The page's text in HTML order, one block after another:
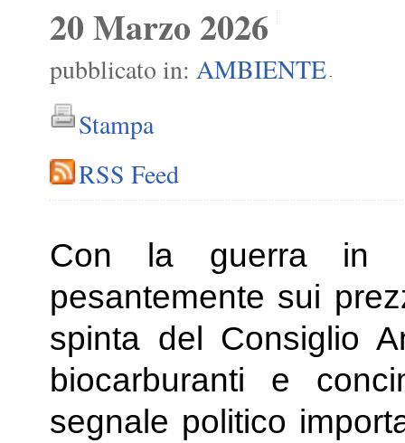
20 Marzo 2026
pubblicato in: AMBIENTE -
Stampa
RSS Feed
Con la guerra in
pesantemente sui
spinta del Consiglio
biocarburanti e
segnale politico